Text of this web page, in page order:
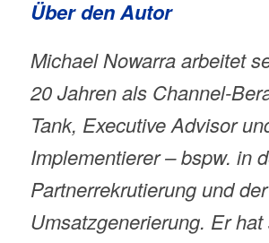
Über den Autor
Michael Nowarra arbeitet
20 Jahren als Channel-
Tank, Executive Advisor
Implementierer – bspw. in
Partnerrekrutierung und der
Umsatzgenerierung. Er hat